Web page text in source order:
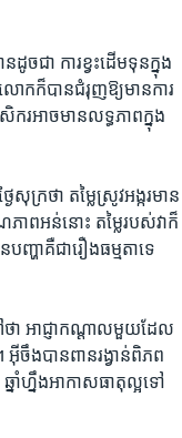
ច​ជា​ ការ​ខ្វះ​ដើម​ទុន​ក្នុង​
ោក​ក៏​បាន​ជំរុញ​ឱ្យ​មាន​ការ​
រ​អាច​មាន​លទ្ធភាព​ក្នុង​
ក្រ​ថា​ តម្លៃ​ស្រូវ​អង្ករមាន​
ាព​អន់​នោះ ​តម្លៃ​របស់​វា​ក៏​
ហា​គឺ​ជា​រឿង​ធម្មតា​ទេ​
ា​ អាជ្ញា​កណ្ដាល​មួយ​ដែល​
ចឹង​បាន​ពាន​រង្វាន់​ពិភព​
ាំ​ហ្នឹង​អាកាសធាតុ​ល្អ​ទៅ​